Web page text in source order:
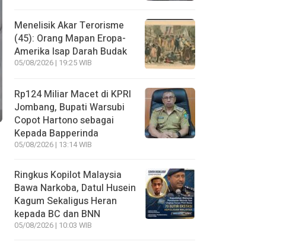
Menelisik Akar Terorisme
(45): Orang Mapan Eropa-
Amerika Isap Darah Budak
05/08/2026 | 19:25 WIB
Rp124 Miliar Macet di KPRI
Jombang, Bupati Warsubi
Copot Hartono sebagai
Kepada Bapperinda
05/08/2026 | 13:14 WIB
Ringkus Kopilot Malaysia
Bawa Narkoba, Datul Husein
Kagum Sekaligus Heran
kepada BC dan BNN
05/08/2026 | 10:03 WIB